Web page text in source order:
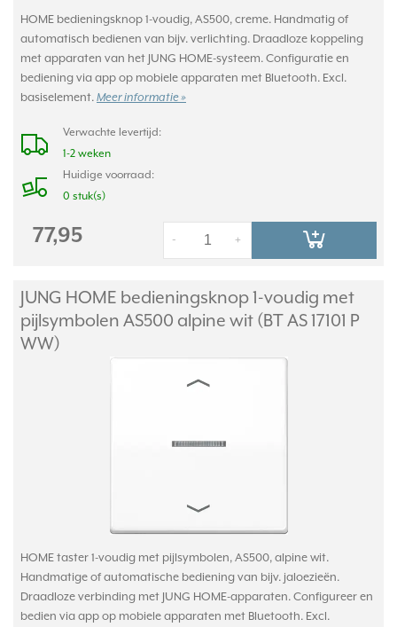
HOME bedieningsknop 1-voudig, AS500, creme. Handmatig of
automatisch bedienen van bijv. verlichting. Draadloze koppeling
met apparaten van het JUNG HOME-systeem. Configuratie en
bediening via app op mobiele apparaten met Bluetooth. Excl.
basiselement. Meer informatie »
Verwachte levertijd:
1-2 weken
Huidige voorraad:
0 stuk(s)
77,95 +
-
JUNG HOME bedieningsknop 1-voudig met
pijlsymbolen AS500 alpine wit (BT AS 17101 P
WW)
HOME taster 1-voudig met pijlsymbolen, AS500, alpine wit.
Handmatige of automatische bediening van bijv. jaloezieën.
Draadloze verbinding met JUNG HOME-apparaten. Configureer en
bedien via app op mobiele apparaten met Bluetooth. Excl.